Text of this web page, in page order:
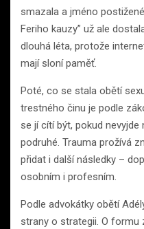
smazala a jméno
Feriho kauzy” už ale
dlouhá léta, protože
mají sloní paměť.
Poté, co se stala obětí
trestného činu je podle
se jí cítí být, pokud
podruhé. Trauma prožívá
přidat i další následky –
osobním i profesním.
Podle advokátky obětí
strany o strategii. O formu